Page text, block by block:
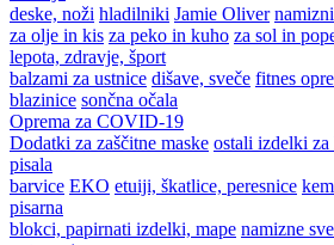
deske, noži hladilniki Jamie Oliver
za olje in kis za peko in kuho za sol in
lepota, zdravje, šport
balzami za ustnice dišave, sveče fitnes
blazinice sončna očala
Oprema za COVID-19
Dodatki za zaščitne maske ostali izdelki za
pisala
barvice EKO etuiji, škatlice, peresnice
pisarna
blokci, papirnati izdelki, mape namizne